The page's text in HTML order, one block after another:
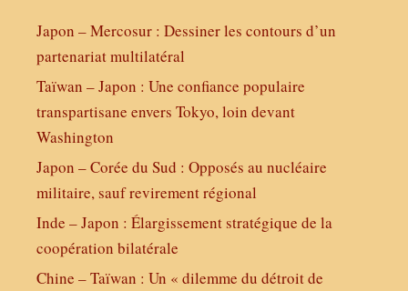
Japon – Mercosur : Dessiner les contours d’un
partenariat multilatéral
Taïwan – Japon : Une confiance populaire
transpartisane envers Tokyo, loin devant
Washington
Japon – Corée du Sud : Opposés au nucléaire
militaire, sauf revirement régional
Inde – Japon : Élargissement stratégique de la
coopération bilatérale
Chine – Taïwan : Un « dilemme du détroit de